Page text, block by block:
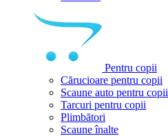
Pentru copii
Cărucioare pentru copii
Scaune auto pentru copii
Tarcuri pentru copii
Plimbători
Scaune înalte